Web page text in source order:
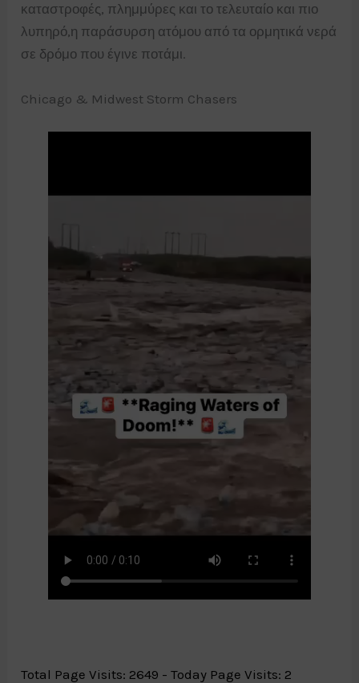
καταστροφές, πλημμύρες και το τελευταίο και πιο
λυπηρό,η παράσυρση ατόμου από τα ορμητικά νερά
σε δρόμο που έγινε ποτάμι.
Chicago & Midwest Storm Chasers
Total Page Visits: 2649 - Today Page Visits: 2